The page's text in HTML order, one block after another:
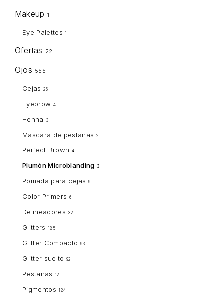
Makeup 1
Eye Palettes 1
Ofertas 22
Ojos 555
Cejas 26
Eyebrow 4
Henna 3
Mascara de pestañas 2
Perfect Brown 4
Plumón Microblanding 3
Pomada para cejas 9
Color Primers 6
Delineadores 32
Glitters 185
Glitter Compacto 93
Glitter suelto 92
Pestañas 12
Pigmentos 124